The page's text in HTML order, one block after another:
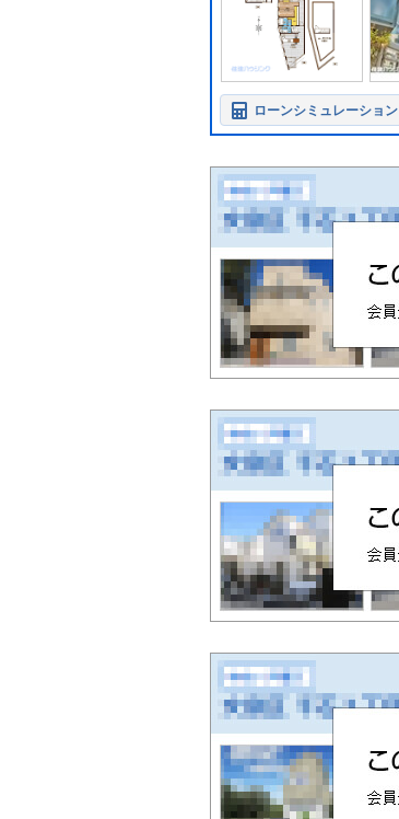
ローンシミュレーション